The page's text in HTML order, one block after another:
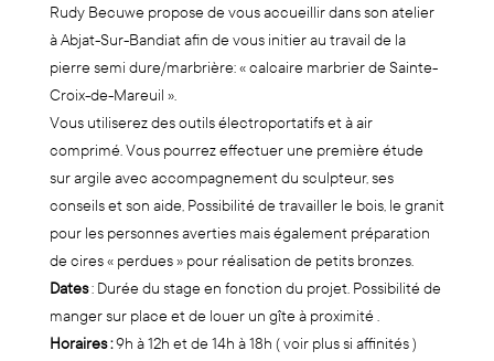
Rudy Becuwe propose de vous accueillir dans son atelier
à Abjat-Sur-Bandiat afin de vous initier au travail de la
pierre semi dure/marbrière: « calcaire marbrier de Sainte-
Croix-de-Mareuil ».
Vous utiliserez des outils électroportatifs et à air
comprimé. Vous pourrez effectuer une première étude
sur argile avec accompagnement du sculpteur, ses
conseils et son aide, Possibilité de travailler le bois, le granit
pour les personnes averties mais également préparation
de cires « perdues » pour réalisation de petits bronzes.
Dates: Durée du stage en fonction du projet. Possibilité de
manger sur place et de louer un gîte à proximité .
Horaires :9h à 12h et de 14h à 18h ( voir plus si affinités )